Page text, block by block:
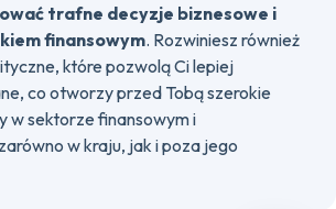
trafne decyzje biznesowe i
finansowym. Rozwiniesz również
które pozwolą Ci lepiej
co otworzy przed Tobą szerokie
w sektorze finansowym i
w kraju, jak i poza jego